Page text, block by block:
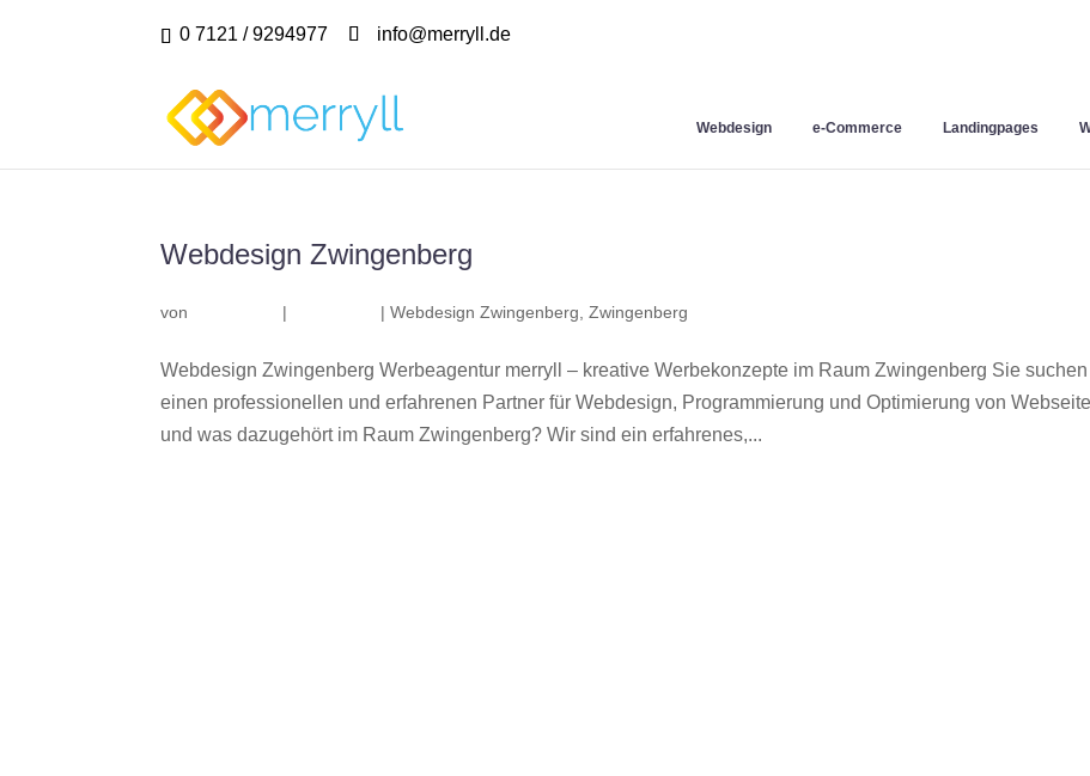
0 7121 / 9294977 info@merryll.de
Webdesign e-Commerce Landingpages
Webdesign Zwingenberg
von | |Webdesign Zwingenberg ,Zwingenberg
Webdesign Zwingenberg Werbeagentur merryll – kreative Werbekonzepte im Raum Zwingenberg Sie suchen
einen professionellen und erfahrenen Partner für Webdesign, Programmierung und Optimierung von
und was dazugehört im Raum Zwingenberg? Wir sind ein erfahrenes,...